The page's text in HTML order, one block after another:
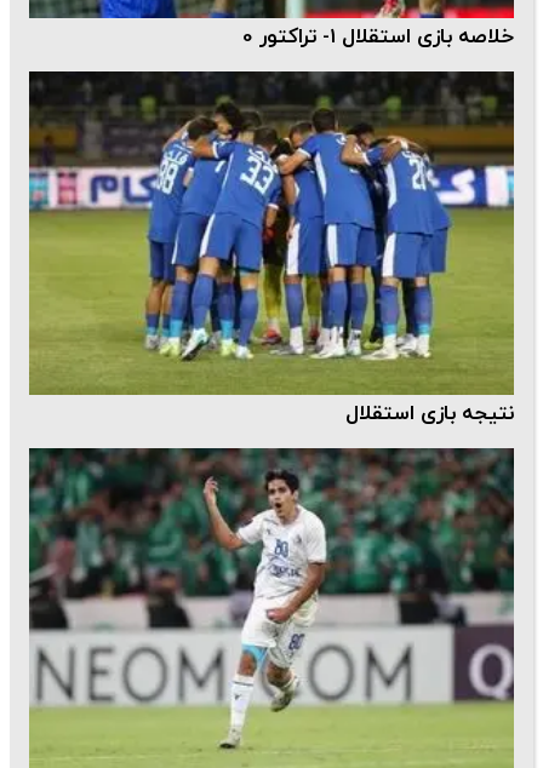
خلاصه بازی استقلال 1- تراکتور 0
نتیجه بازی استقلال